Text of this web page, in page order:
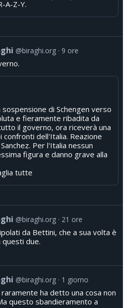
A-Z-Y.
@biraghi.org 9 ore
di Schengen verso
e fieramente ribadita da
il governo, ora riceverà una
confronti dell'Italia. Reazione
Per l'Italia nessun
figura e danno grave alla
tutte
@biraghi.org 21 ore
da Bettini, che a sua volta è
due.
@biraghi.org 1 giorno
ha detto una cosa non
questo sbandieramento a